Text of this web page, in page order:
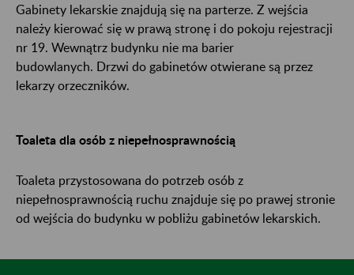
Gabinety lekarskie znajdują się na parterze. Z wejścia
należy kierować się w prawą stronę i do pokoju rejestracji
nr 19. Wewnątrz budynku nie ma barier
budowlanych. Drzwi do gabinetów otwierane są przez
lekarzy orzeczników.
Toaleta dla osób z niepełnosprawnością
Toaleta przystosowana do potrzeb osób z
niepełnosprawnością ruchu znajduje się po prawej stronie
od wejścia do budynku w pobliżu gabinetów lekarskich.